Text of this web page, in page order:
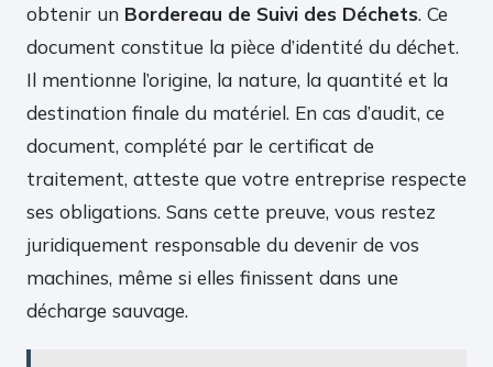
obtenir un Bordereau de Suivi des Déchets. Ce
document constitue la pièce d’identité du déchet.
Il mentionne l’origine, la nature, la quantité et la
destination finale du matériel. En cas d’audit, ce
document, complété par le certificat de
traitement, atteste que votre entreprise respecte
ses obligations. Sans cette preuve, vous restez
juridiquement responsable du devenir de vos
machines, même si elles finissent dans une
décharge sauvage.